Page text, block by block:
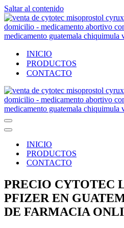
Saltar al contenido
INICIO
PRODUCTOS
CONTACTO
Menú
de
Menú
navegación
INICIO
PRODUCTOS
CONTACTO
PRECIO CYTOTEC
PFIZER EN
DE FARMACIA